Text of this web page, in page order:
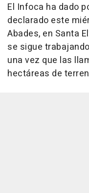
El Infoca ha dado
declarado este
Abades, en Santa
se sigue
una vez que las
hectáreas de